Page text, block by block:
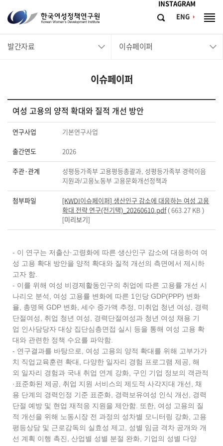
INSTAGRAM
ENG
한
국
여
연
구
원
Women's
Development
Institute
검
체
발간자료 이슈페이퍼
이슈페이퍼
여성 고용의 양적 확대와 질적 개선 방안
연구사업 기본연구사업
출간연도 2026
주관·관계
성평등가족부 고용평등총괄과, 성평등가족부 경력이음
지원과/고용노동부 고용문화개선정책과
첨부파일
[KWDI이슈페이퍼] 생산인구 감소에 대응하는 여성 고용
확대 전략 연구(전기택)_20260610.pdf( 663.27 KB )
[미리보기]
- 이 연구는 저출산·고령화에 따른 생산인구 감소에 대응하여 여
성 고용 확대 방안을 양적 확대와 질적 개선의 측면에서 제시하
고자 함.
- 이를 위해 여성 비경제활동인구의 취업에 따른 고용률 개선 시
나리오 분석, 여성 고용률 변화에 따른 1인당 GDP(PPP) 변화
율, 총명목 GDP 변화, 세수 증가액 추정, 미취업 청년 여성, 경력
단절여성, 취업 청년 여성, 경력단절여성과 청년 여성 채용 기
업 인사담당자 대상 집단심층면접 실시 등을 통해 여성 고용 확
대와 관련한 정책 수요를 파악함.
- 연구결과를 바탕으로, 여성 고용의 양적 확대를 위해 고부가가
치 직업교육훈련 확대, 다양한 일자리 경험 프로그램 제공, 해
외 일자리 경험과 국내 취업 연계 강화, 구인 기업 정보의 객관적
·표준화된 제공, 취업 지원 서비스의 제도적 사각지대 개선, 채
용 단계의 경력인정 기준 표준화, 경력보유여성 인식 개선, 경력
단절 예방 및 현업 재적응 지원을 제안함. 또한, 여성 고용의 질
적 개선을 위해 노동시장 전 과정의 성차별 모니터링 강화, 고용
평등상담 및 근로감독의 실효성 제고, 성별 임금 격차 공개와 개
선 계획 이행 촉진, 산업별 성별 분절 완화, 기업의 성별 다양